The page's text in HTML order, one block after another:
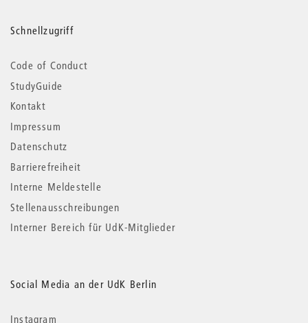
Schnellzugriff
Code of Conduct
StudyGuide
Kontakt
Impressum
Datenschutz
Barrierefreiheit
Interne Meldestelle
Stellenausschreibungen
Interner Bereich für UdK-Mitglieder
Social Media an der UdK Berlin
Instagram